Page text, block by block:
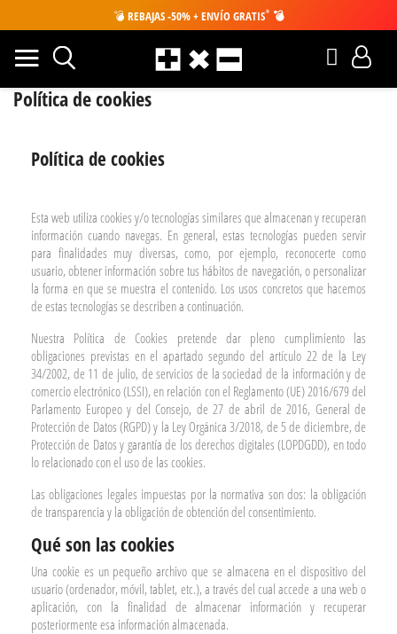
💣 REBAJAS -50% + ENVÍO GRATIS* 💣
Política de cookies
Política de cookies
Esta web utiliza cookies y/o tecnologías similares que almacenan y recuperan
información cuando navegas. En general, estas tecnologías pueden servir
para finalidades muy diversas, como, por ejemplo, reconocerte como
usuario, obtener información sobre tus hábitos de navegación, o personalizar
la forma en que se muestra el contenido. Los usos concretos que hacemos
de estas tecnologías se describen a continuación.
Nuestra Política de Cookies pretende dar pleno cumplimiento las
obligaciones previstas en el apartado segundo del artículo 22 de la Ley
34/2002, de 11 de julio, de servicios de la sociedad de la información y de
comercio electrónico (LSSI), en relación con el Reglamento (UE) 2016/679 del
Parlamento Europeo y del Consejo, de 27 de abril de 2016, General de
Protección de Datos (RGPD) y la Ley Orgánica 3/2018, de 5 de diciembre, de
Protección de Datos y garantía de los derechos digitales (LOPDGDD), en todo
lo relacionado con el uso de las cookies.
Las obligaciones legales impuestas por la normativa son dos: la obligación
de transparencia y la obligación de obtención del consentimiento.
Qué son las cookies
Una cookie es un pequeño archivo que se almacena en el dispositivo del
usuario (ordenador, móvil, tablet, etc.), a través del cual accede a una web o
aplicación, con la finalidad de almacenar información y recuperar
posteriormente esa información almacenada.